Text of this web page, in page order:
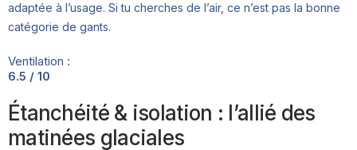
adaptée à l’usage. Si tu cherches de l’air, ce n’est pas la bonne
catégorie de gants.
Ventilation :
6.5 / 10
Étanchéité & isolation : l’allié des
matinées glaciales